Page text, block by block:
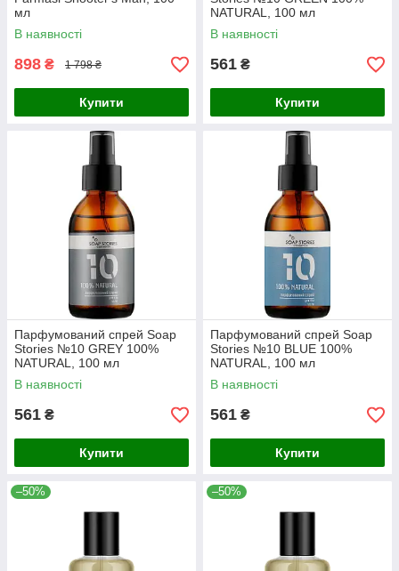
мл
В наявності
898 ₴ 1 798 ₴
Купити
NATURAL, 100 мл
В наявності
561 ₴
Купити
Парфумований спрей Soap
Stories №10 GREY 100%
NATURAL, 100 мл
В наявності
561 ₴
Купити
Парфумований спрей Soap
Stories №10 BLUE 100%
NATURAL, 100 мл
В наявності
561 ₴
Купити
–50% –50%